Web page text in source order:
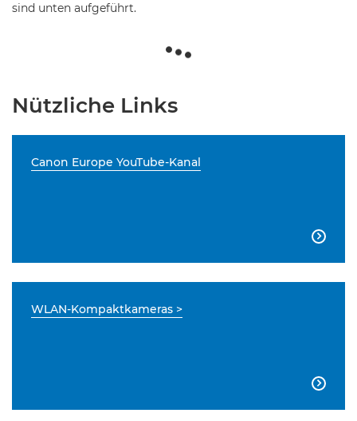
sind unten aufgeführt.
Nützliche Links
Canon Europe YouTube-Kanal

WLAN-Kompaktkameras >
